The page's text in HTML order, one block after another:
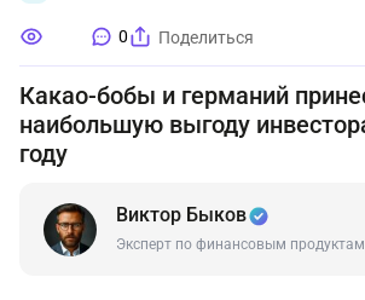
0 Поделиться
Какао-бобы и германий
наибольшую выгоду
году
Виктор Быков
Эксперт по финансовым продуктам